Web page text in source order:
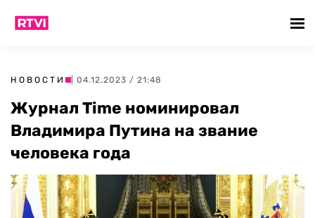
НОВОСТИ | 04.12.2023 / 21:48
Журнал Time номинировал
Владимира Путина на звание
человека года